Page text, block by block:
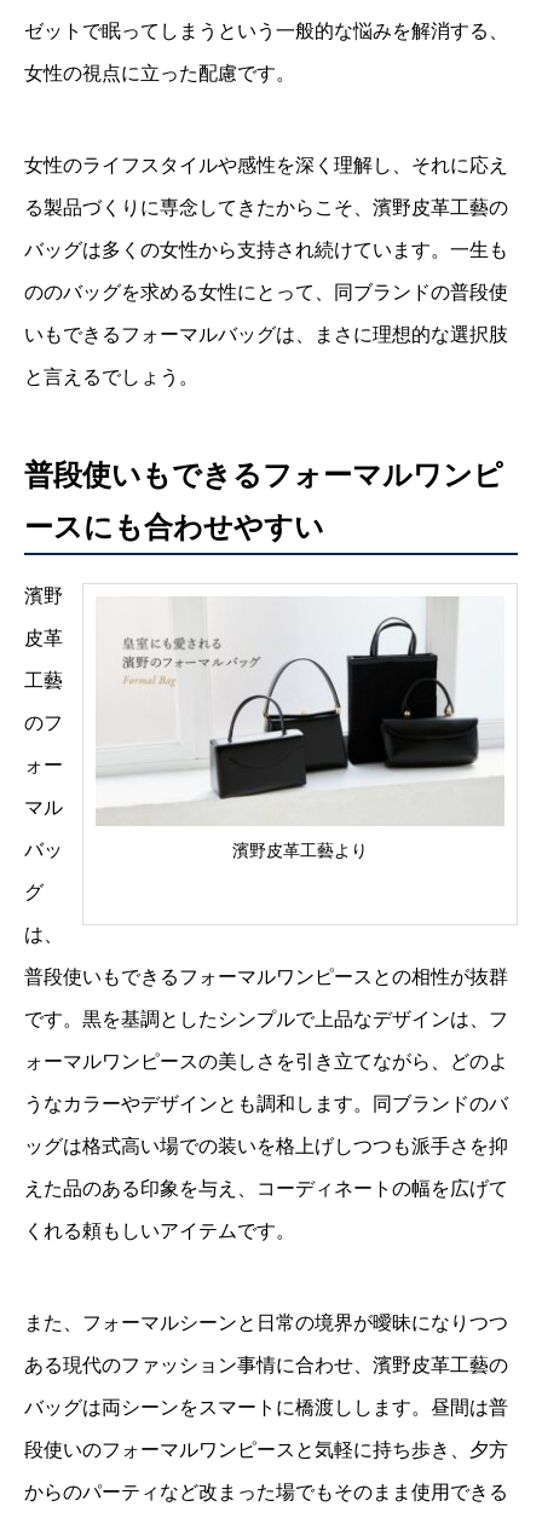
ゼットで眠ってしまうという一般的な悩みを解消する、
女性の視点に立った配慮です。
女性のライフスタイルや感性を深く理解し、それに応え
る製品づくりに専念してきたからこそ、濱野皮革工藝の
バッグは多くの女性から支持され続けています。一生も
ののバッグを求める女性にとって、同ブランドの普段使
いもできるフォーマルバッグは、まさに理想的な選択肢
と言えるでしょう。
普段使いもできるフォーマルワンピ
ースにも合わせやすい
濱野皮革工藝より
濱野
皮革
工藝
のフ
ォー
マル
バッ
グ
は、
普段使いもできるフォーマルワンピースとの相性が抜群
です。黒を基調としたシンプルで上品なデザインは、フ
ォーマルワンピースの美しさを引き立てながら、どのよ
うなカラーやデザインとも調和します。同ブランドのバ
ッグは格式高い場での装いを格上げしつつも派手さを抑
えた品のある印象を与え、コーディネートの幅を広げて
くれる頼もしいアイテムです。
また、フォーマルシーンと日常の境界が曖昧になりつつ
ある現代のファッション事情に合わせ、濱野皮革工藝の
バッグは両シーンをスマートに橋渡しします。昼間は普
段使いのフォーマルワンピースと気軽に持ち歩き、夕方
からのパーティなど改まった場でもそのまま使用できる